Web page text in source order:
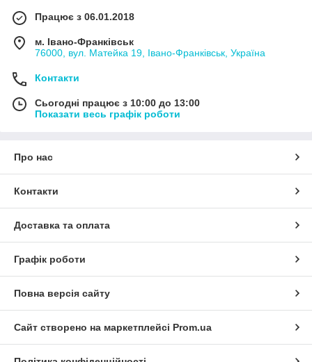
Працює з 06.01.2018
м. Івано-Франківськ
76000, вул. Матейка 19, Івано-Франківськ, Україна
Контакти
Сьогодні працює з 10:00 до 13:00
Показати весь графік роботи
Про нас
Контакти
Доставка та оплата
Графік роботи
Повна версія сайту
Сайт створено на маркетплейсі Prom.ua